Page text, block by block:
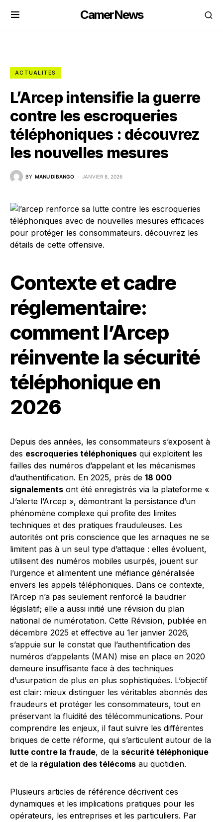
CamerNews
ACTUALITÉS
L’Arcep intensifie la guerre
contre les escroqueries
téléphoniques : découvrez
les nouvelles mesures
BY MANU DIBANGO JANVIER 8, 2026
Contexte et cadre
réglementaire:
comment l’Arcep
réinvente la sécurité
téléphonique en
2026
Depuis des années, les consommateurs s’exposent à
des escroqueries téléphoniques qui exploitent les
failles des numéros d’appelant et les mécanismes
d’authentification. En 2025, près de 18 000
signalements ont été enregistrés via la plateforme «
J’alerte l’Arcep », démontrant la persistance d’un
phénomène complexe qui profite des limites
techniques et des pratiques frauduleuses. Les
autorités ont pris conscience que les arnaques ne se
limitent pas à un seul type d’attaque : elles évoluent,
utilisent des numéros mobiles usurpés, jouent sur
l’urgence et alimentent une méfiance généralisée
envers les appels téléphoniques. Dans ce contexte,
l’Arcep n’a pas seulement renforcé la baudrier
législatif; elle a aussi initié une révision du plan
national de numérotation. Cette Révision, publiée en
décembre 2025 et effective au 1er janvier 2026,
s’appuie sur le constat que l’authentification des
numéros d’appelants (MAN) mise en place en 2020
demeure insuffisante face à des techniques
d’usurpation de plus en plus sophistiquées. L’objectif
est clair: mieux distinguer les véritables abonnés des
fraudeurs et protéger les consommateurs, tout en
préservant la fluidité des télécommunications. Pour
comprendre les enjeux, il faut suivre les différentes
briques de cette réforme, qui s’articulent autour de la
lutte contre la fraude, de la sécurité téléphonique
et de la régulation des télécoms au quotidien.
Plusieurs articles de référence décrivent ces
dynamiques et les implications pratiques pour les
opérateurs, les entreprises et les particuliers. Par